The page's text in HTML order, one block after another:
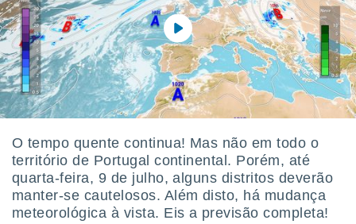
forma
digital
recolhidas
ou
permite-
a nossa
de alta
ACEITAR
CONTINUAR
O tempo quente continua! Mas não em todo o
território de Portugal continental. Porém, até
quarta-feira, 9 de julho, alguns distritos deverão
manter-se cautelosos. Além disto, há mudança
meteorológica à vista. Eis a previsão completa!